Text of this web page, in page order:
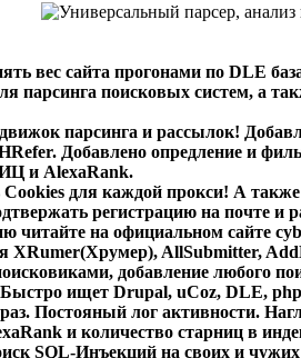
вес сайта прогонами по DLE
парсинга поисковых систем, а
парсинга и рассылок!
Добавлено опредление и
и AlexaRank.
Cookies для каждой прокси! А
регистрацию на почте и
читайте на официальном сайте
XRumer(Хрумер), AllSubmitter,
, добавление любого
ищет Drupal, uCoz, DLE,
Постояный лог активности.
и количество старниц в
SQL-Инъекций на своих и